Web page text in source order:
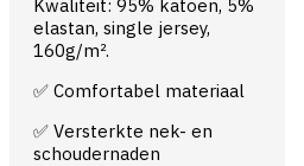
Kwaliteit: 95% katoen, 5%
elastan, single jersey,
160g/m².
✅ Comfortabel materiaal
✅ Versterkte nek- en
schoudernaden